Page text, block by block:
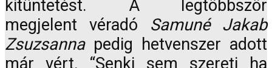
kitüntetést. A legtöbbször
megjelent véradó Samuné Jakab
Zsuzsannapedig hetvenszer adott
már vért. “Senki sem szereti ha